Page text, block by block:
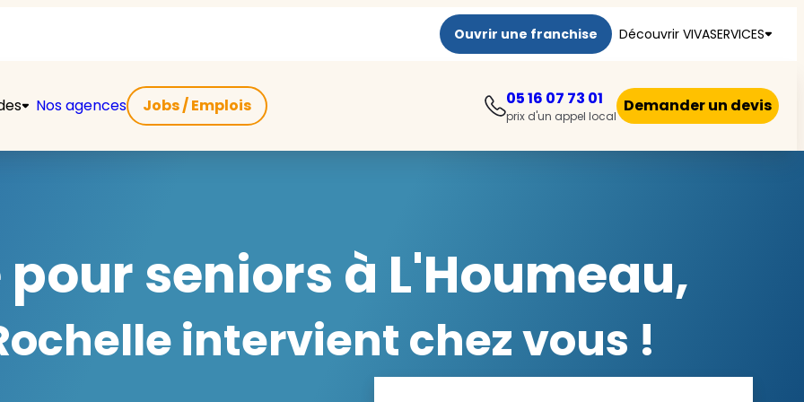
Ouvrir une franchise Découvrir VIVASERVICES
Nos agences Jobs / Emplois 05 16 07 73 01
prix d'un appel local
Demander un devis
seniors à L'Houmeau,
Rochelle intervient chez vous !